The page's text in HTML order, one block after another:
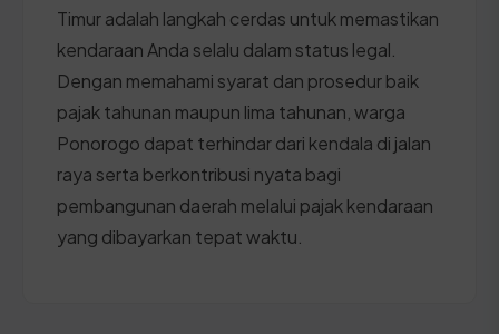
Timur adalah langkah cerdas untuk memastikan
kendaraan Anda selalu dalam status legal.
Dengan memahami syarat dan prosedur baik
pajak tahunan maupun lima tahunan, warga
Ponorogo dapat terhindar dari kendala di jalan
raya serta berkontribusi nyata bagi
pembangunan daerah melalui pajak kendaraan
yang dibayarkan tepat waktu.